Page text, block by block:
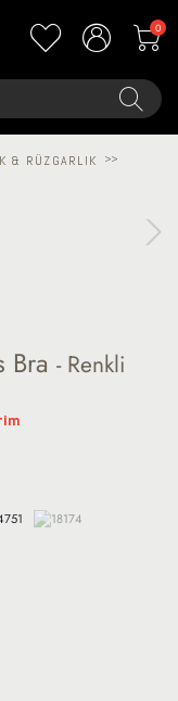
0
& RÜZGARLIK >>
Bra - Renkli